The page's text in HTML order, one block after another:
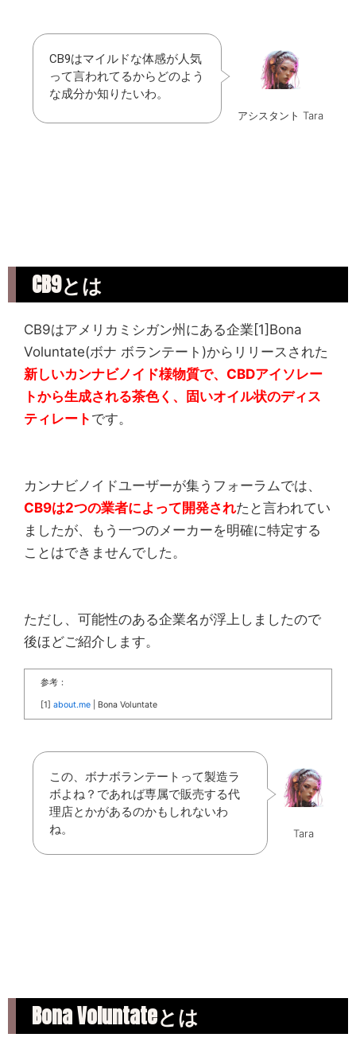
CB9はマイルドな体感が人気
って言われてるからどのよう
な成分か知りたいわ。
アシスタント Tara
CB9とは
CB9はアメリカミシガン州にある企業[1]Bona
Voluntate(ボナ ボランテート)からリリースされた
新しいカンナビノイド様物質で、CBDアイソレー
トから生成される茶色く、固いオイル状のディス
ティレート です。
カンナビノイドユーザーが集うフォーラムでは、
CB9は2つの業者によって開発されたと言われてい
ましたが、もう一つのメーカーを明確に特定する
ことはできませんでした。
ただし、可能性のある企業名が浮上しましたので
後ほどご紹介します。
参考：
[1] about.me | Bona Voluntate
この、ボナボランテートって製造ラ
ボよね？であれば専属で販売する代
理店とかがあるのかもしれないわ
ね。
Tara
Bona Voluntateとは